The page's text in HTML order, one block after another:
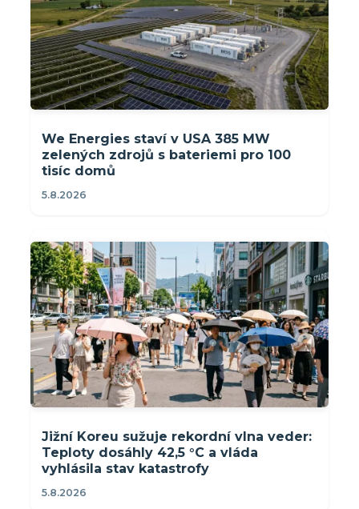
We Energies staví v USA 385 MW
zelených zdrojů s bateriemi pro 100
tisíc domů
5.8.2026
Jižní Koreu sužuje rekordní vlna veder:
Teploty dosáhly 42,5 °C a vláda
vyhlásila stav katastrofy
5.8.2026